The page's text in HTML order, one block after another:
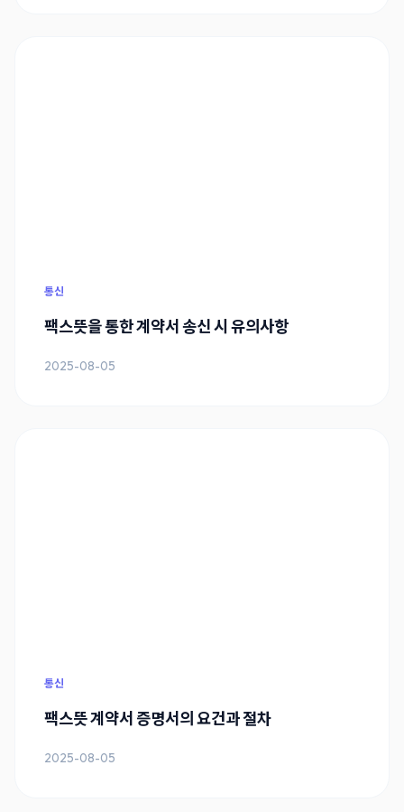
통신
팩스뜻을 통한 계약서 송신 시 유의사항
2025-08-05
통신
팩스뜻 계약서 증명서의 요건과 절차
2025-08-05